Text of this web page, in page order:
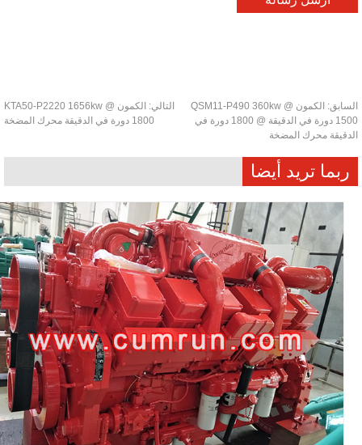
الكمون QSM11-P490 360kw @
1500 دورة في الدقيقة @ 1800 دورة في
محرك المضخة
التالي:
الكمون KTA50-P2220 1656kw @
1800 دورة في الدقيقة محرك المضخة
ربما تريد أيضا